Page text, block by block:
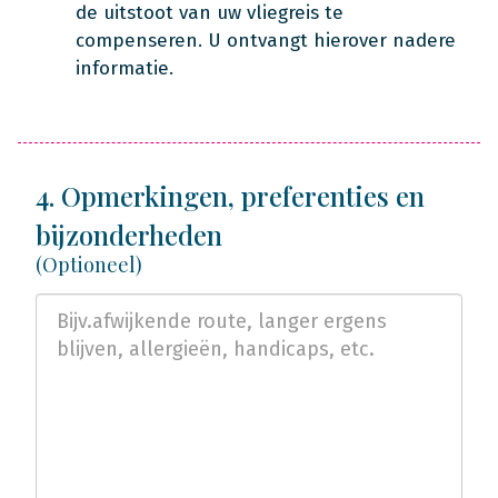
de uitstoot van uw vliegreis te
compenseren. U ontvangt hierover nadere
informatie.
4. Opmerkingen, preferenties en
bijzonderheden
(Optioneel)